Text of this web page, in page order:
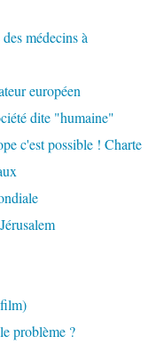
médecins à
européen
dite "humaine"
c'est possible ! Charte
problème ?